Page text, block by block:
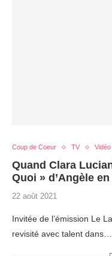
Coup de Coeur TV
Quand Clara
Quoi » d’Angèle
22 août 2021
Invitée de l’émission Le
revisité avec talent dans…